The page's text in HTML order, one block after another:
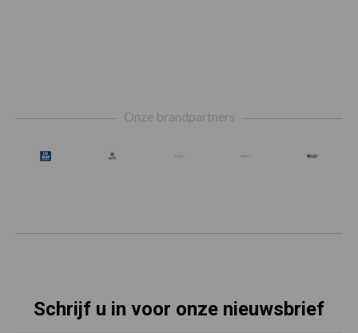
Onze brandpartners
Schrijf u in voor onze nieuwsbrief